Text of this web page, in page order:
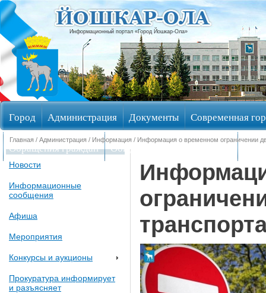
Информационный портал «Город Йошкар-Ола»
Город Администрация Документы Современная
Обращения граждан Общественные обсуждения
Главная / Администрация / Информация / Информация о временном ограничении
Новости
Информационные
сообщения
Афиша
Мероприятия
Конкурсы и аукционы
Прокуратура информирует
и разъясняет